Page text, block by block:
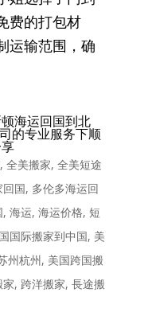
费的打包材
运输范围，确
海运回国到北
的专业服务下顺
, 全美搬家, 全美短途
国, 多伦多海运回
, 海运, 海运价格, 短
国际搬家到中国, 美
州杭州, 美国跨国搬
家, 跨洋搬家, 長途搬